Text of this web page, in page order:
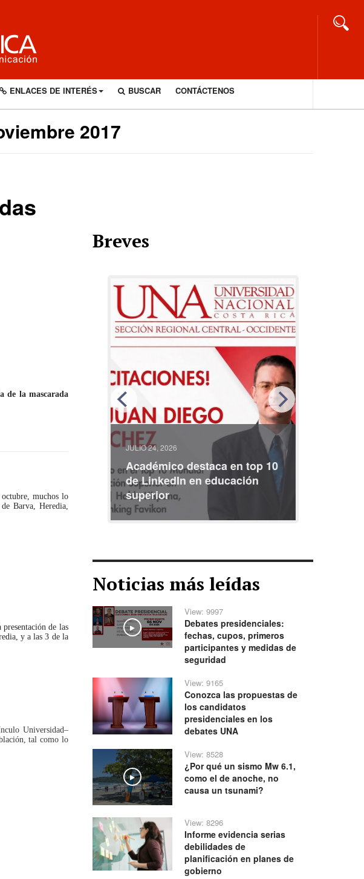
ENLACES DE INTERÉS BUSCAR CONTÁCTENOS
2017
de la mascarada
muchos lo
Barva, Heredia,
de las
y a las 3 de la
Universidad–
tal como lo
Breves
JULIO 24, 2026
Académico destaca en top 10
de LinkedIn en educación
superior
Noticias más leídas
Play
View: 9997
Debates presidenciales:
fechas, cupos, primeros
participantes y medidas de
seguridad
View: 9165
Conozca las propuestas de
los candidatos
presidenciales en los
debates UNA
Play
View: 8528
¿Por qué un sismo Mw 6.1,
como el de anoche, no
causa un tsunami?
View: 8296
Informe evidencia serias
debilidades de
planificación en planes de
gobierno